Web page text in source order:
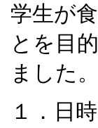
学生が
とを目
ました。
１．日